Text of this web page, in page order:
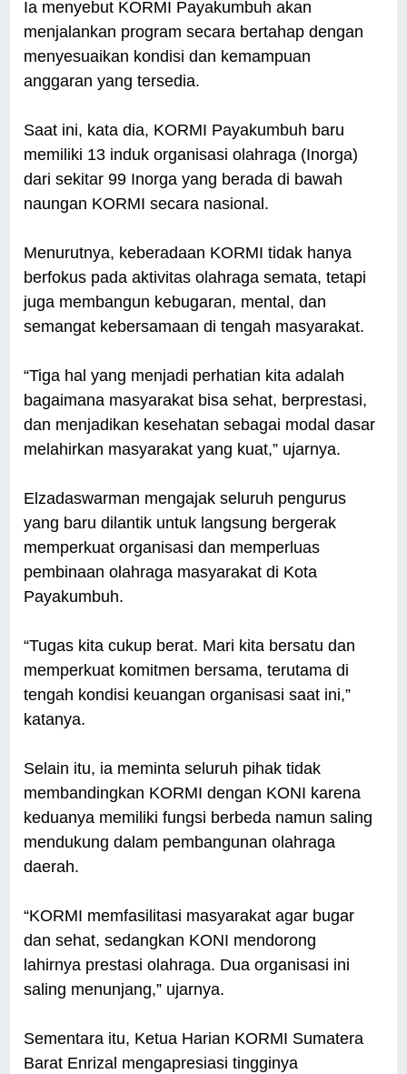
Ia menyebut KORMI Payakumbuh akan
menjalankan program secara bertahap dengan
menyesuaikan kondisi dan kemampuan
anggaran yang tersedia.
Saat ini, kata dia, KORMI Payakumbuh baru
memiliki 13 induk organisasi olahraga (Inorga)
dari sekitar 99 Inorga yang berada di bawah
naungan KORMI secara nasional.
Menurutnya, keberadaan KORMI tidak hanya
berfokus pada aktivitas olahraga semata, tetapi
juga membangun kebugaran, mental, dan
semangat kebersamaan di tengah masyarakat.
“Tiga hal yang menjadi perhatian kita adalah
bagaimana masyarakat bisa sehat, berprestasi,
dan menjadikan kesehatan sebagai modal dasar
melahirkan masyarakat yang kuat,” ujarnya.
Elzadaswarman mengajak seluruh pengurus
yang baru dilantik untuk langsung bergerak
memperkuat organisasi dan memperluas
pembinaan olahraga masyarakat di Kota
Payakumbuh.
“Tugas kita cukup berat. Mari kita bersatu dan
memperkuat komitmen bersama, terutama di
tengah kondisi keuangan organisasi saat ini,”
katanya.
Selain itu, ia meminta seluruh pihak tidak
membandingkan KORMI dengan KONI karena
keduanya memiliki fungsi berbeda namun saling
mendukung dalam pembangunan olahraga
daerah.
“KORMI memfasilitasi masyarakat agar bugar
dan sehat, sedangkan KONI mendorong
lahirnya prestasi olahraga. Dua organisasi ini
saling menunjang,” ujarnya.
Sementara itu, Ketua Harian KORMI Sumatera
Barat Enrizal mengapresiasi tingginya